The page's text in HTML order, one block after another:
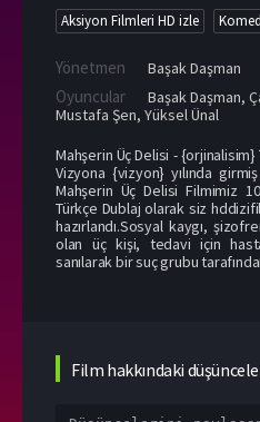
Aksiyon Filmleri HD izle
Yönetmen Başak Daşman
Oyuncular Başak Daşman,
Mustafa Şen, Yüksel Ünal
Mahşerin Üç Delisi -
Vizyona {vizyon} yılında
Mahşerin Üç Delisi Filmimiz
Türkçe Dublaj olarak siz
hazırlandı.Sosyal kaygı,
olan üç kişi, tedavi için
sanılarak bir suç grubu
Film hakkındaki